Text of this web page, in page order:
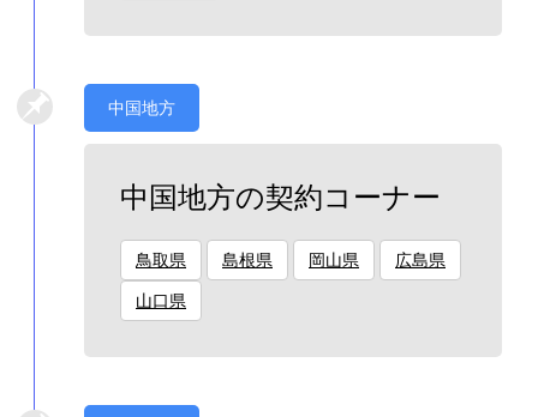
中国地方
中国地方の契約コーナー
鳥取県 島根県 岡山県 広島県
山口県